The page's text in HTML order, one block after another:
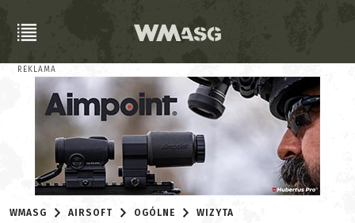
REKLAMA
WMASG AIRSOFT OGÓLNE WIZYTA